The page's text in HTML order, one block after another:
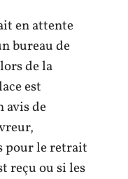
en attente
bureau de
de la
est
avis de
pour le retrait
reçu ou si les